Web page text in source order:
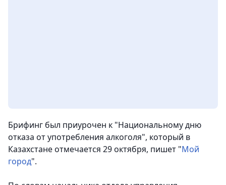
Брифинг был приурочен к "Национальному дню
отказа от употребления алкоголя", который в
Казахстане отмечается 29 октября, пишет "Мой
город".